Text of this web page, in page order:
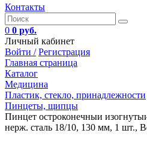
Контакты
0 0 руб.
Личный кабинет
Войти / Регистрация
Главная страница
Каталог
Медицина
Пластик, стекло, принадлежности
Пинцеты, щипцы
Пинцет остроконечныи
нерж. сталь 18/10, 130 мм, 1 шт.,